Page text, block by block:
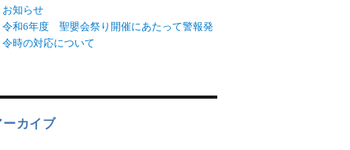
お知らせ
令和6年度 聖嬰会祭り開催にあたって警報発
令時の対応について
ーカイブ